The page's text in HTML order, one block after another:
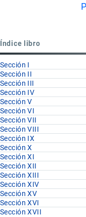
Índice libro
Sección I
Sección II
Sección III
Sección IV
Sección V
Sección VI
Sección VII
Sección VIII
Sección IX
Sección X
Sección XI
Sección XII
Sección XIII
Sección XIV
Sección XV
Sección XVI
Sección XVII